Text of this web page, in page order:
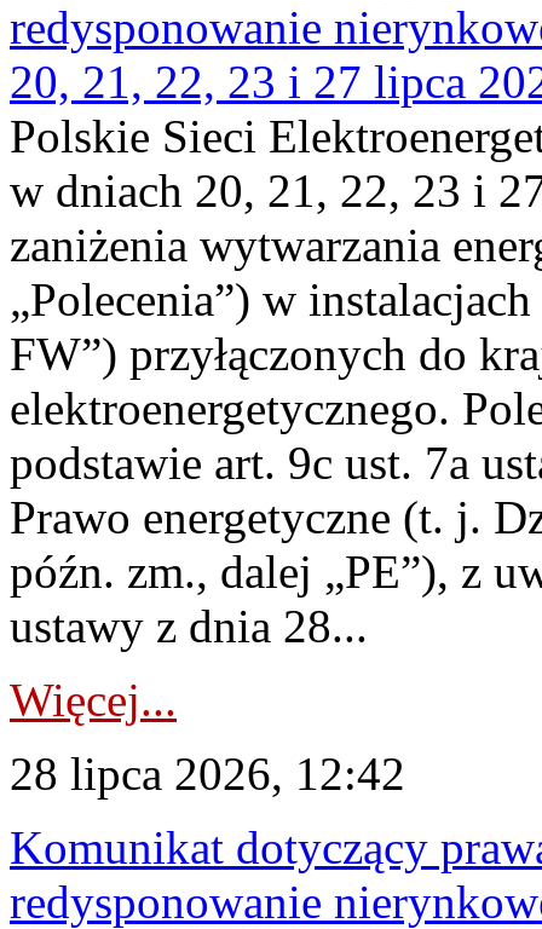
redysponowanie
20, 21, 22, 23 i 27 lipca
Polskie Sieci
w dniach 20, 21, 22, 23 i
zaniżenia wytwarzania
„Polecenia”) w
FW”) przyłączonych do
elektroenergetycznego.
podstawie art. 9c ust. 7a
Prawo energetyczne (t. j.
późn. zm., dalej „PE”), z
ustawy z dnia 28...
Więcej...
28 lipca 2026, 12:42
Komunikat dotyczący
redysponowanie